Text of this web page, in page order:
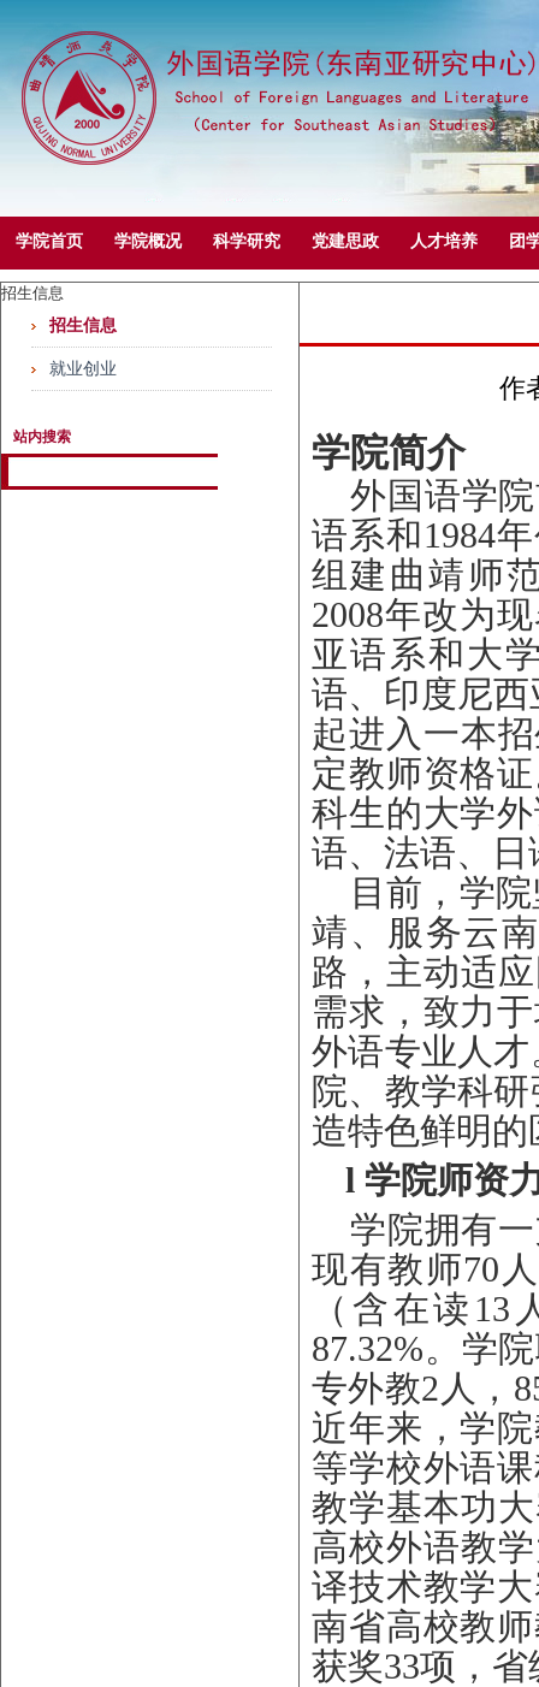
学院首页 学院概况 科学研究 党建思政 人才培养 团
招生信息
招生信息
就业创业
站内搜索
作
学院简介
外国语学
语系和1984
组建 曲靖 师
2008年改为
亚语系和大
语、印度尼
起进入一本
定教师资格证
科生的大学
语、法语、
目前，学院
靖、 服务云
路，主动适
需求，致力
外语专业人
院、教学科
造特色鲜明
l 学院师资
学院拥有
现有教师70
（含在读13
87.32%。 学院
专外教2人 ， 8
近年来，学
等学校外语
教学基本功
高校外语教
译技术教学
南省高校教
获奖33项，